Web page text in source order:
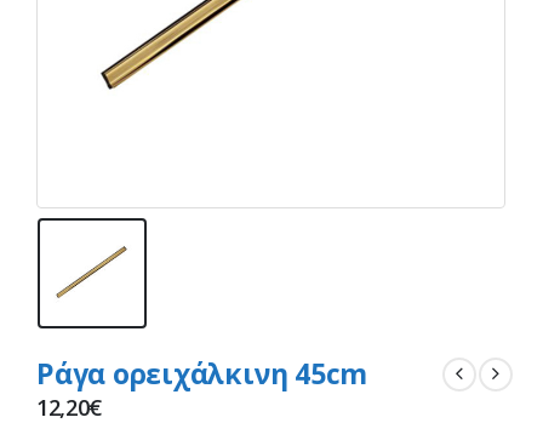
Ράγα ορειχάλκινη 45cm
12,20€